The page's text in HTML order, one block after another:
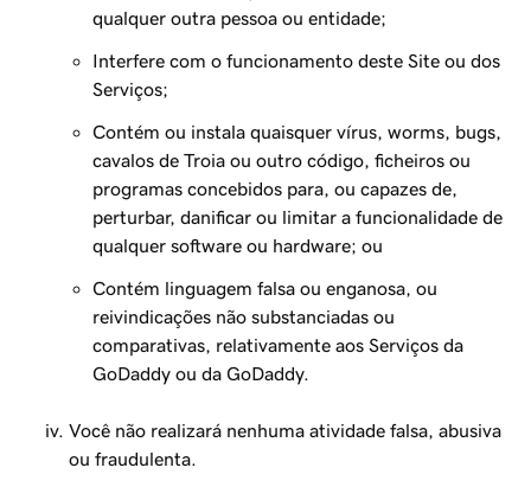
qualquer outra pessoa ou entidade;
Interfere com o funcionamento deste Site ou dos
Serviços;
Contém ou instala quaisquer vírus, worms, bugs,
cavalos de Troia ou outro código, ficheiros ou
programas concebidos para, ou capazes de,
perturbar, danificar ou limitar a funcionalidade de
qualquer software ou hardware; ou
Contém linguagem falsa ou enganosa, ou
reivindicações não substanciadas ou
comparativas, relativamente aos Serviços da
GoDaddy ou da GoDaddy.
Você não realizará nenhuma atividade falsa, abusiva
ou fraudulenta.